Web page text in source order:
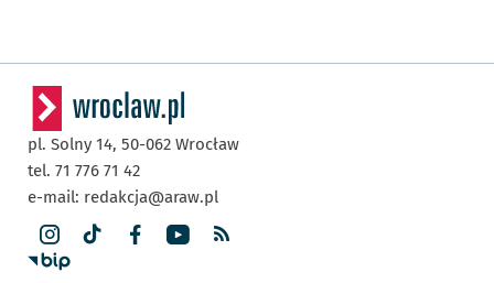
pl. Solny 14, 50-062 Wrocław
tel. 71 776 71 42
e-mail: redakcja@araw.pl